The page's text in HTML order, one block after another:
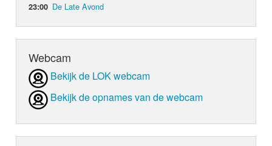
23:00 De Late Avond
Webcam
Bekijk de LOK webcam
Bekijk de opnames van de webcam